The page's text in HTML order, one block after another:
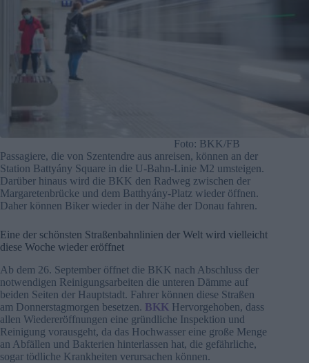
Foto: BKK/FB
Passagiere, die von Szentendre aus anreisen, können an der
Station Battyány Square in die U-Bahn-Linie M2 umsteigen.
Darüber hinaus wird die BKK den Radweg zwischen der
Margaretenbrücke und dem Batthyány-Platz wieder öffnen.
Daher können Biker wieder in der Nähe der Donau fahren.
Eine der schönsten Straßenbahnlinien der Welt wird vielleicht
diese Woche wieder eröffnet
Ab dem 26. September öffnet die BKK nach Abschluss der
notwendigen Reinigungsarbeiten die unteren Dämme auf
beiden Seiten der Hauptstadt. Fahrer können diese Straßen
am Donnerstagmorgen besetzen. BKK Hervorgehoben, dass
allen Wiedereröffnungen eine gründliche Inspektion und
Reinigung vorausgeht, da das Hochwasser eine große Menge
an Abfällen und Bakterien hinterlassen hat, die gefährliche,
sogar tödliche Krankheiten verursachen können.